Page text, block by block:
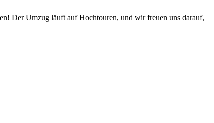
Der Umzug läuft auf Hochtouren, und wir freuen uns darauf,